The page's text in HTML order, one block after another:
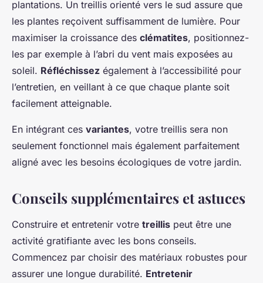
plantations. Un treillis orienté vers le sud assure que
les plantes reçoivent suffisamment de lumière. Pour
maximiser la croissance des clématites, positionnez-
les par exemple à l’abri du vent mais exposées au
soleil. Réfléchissez également à l’accessibilité pour
l’entretien, en veillant à ce que chaque plante soit
facilement atteignable.
En intégrant ces variantes, votre treillis sera non
seulement fonctionnel mais également parfaitement
aligné avec les besoins écologiques de votre jardin.
Conseils supplémentaires et astuces
Construire et entretenir votre treillis peut être une
activité gratifiante avec les bons conseils.
Commencez par choisir des matériaux robustes pour
assurer une longue durabilité. Entretenir